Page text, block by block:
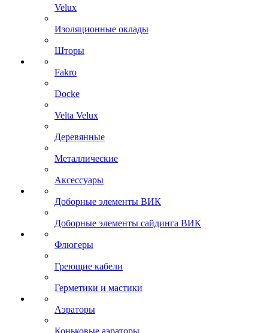
Velux
Изоляционные оклады
Шторы
Fakro
Docke
Velta Velux
Деревянные
Металлические
Аксессуары
Доборные элементы ВИК
Доборные элементы сайдинга ВИК
Флюгеры
Греющие кабели
Герметики и мастики
Аэраторы
Коньковые аэраторы